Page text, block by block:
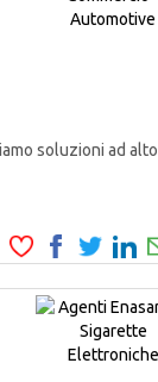
soluzioni ad alto